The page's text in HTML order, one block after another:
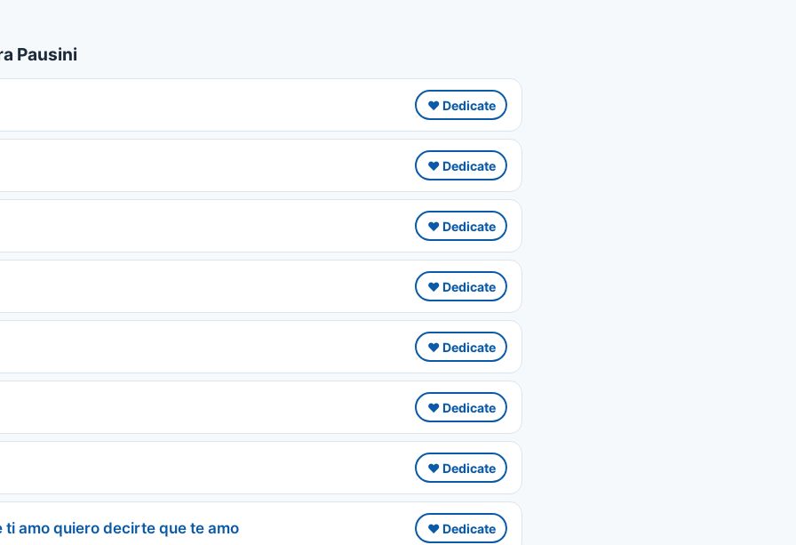
Pausini
❤️ Dedicate
❤️ Dedicate
❤️ Dedicate
❤️ Dedicate
❤️ Dedicate
❤️ Dedicate
❤️ Dedicate
ti amo quiero decirte que te amo ❤️ Dedicate